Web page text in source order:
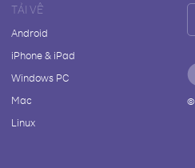
TẢI VỀ
Android
iPhone & iPad
Windows PC
Mac
Linux
©